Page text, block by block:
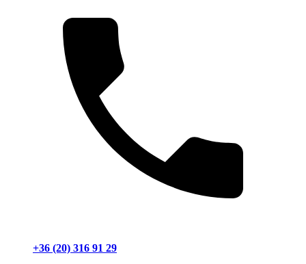
+36 (20) 316 91 29